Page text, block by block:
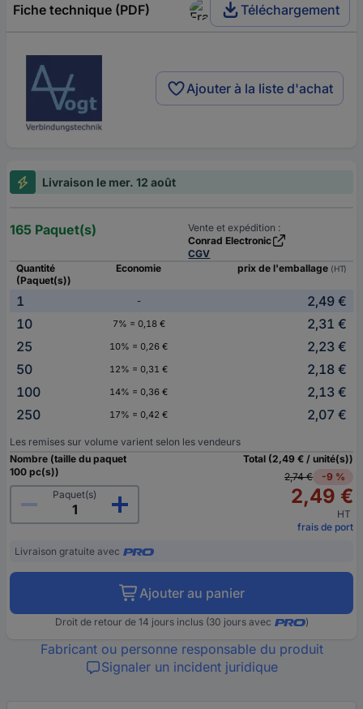
Fiche technique (PDF) Téléchargement
Ajouter à la liste d'achat
Livraison le mer. 12 août
165 Paquet(s)
Vente et expédition :
Conrad Electronic
CGV
Quantité
(Paquet(s))
Economie prix de l'emballage (HT)
1 -
2,49 €
10
7% = 0,18 €
2,31 €
25
10% = 0,26 €
2,23 €
50
12% = 0,31 €
2,18 €
100
14% = 0,36 €
2,13 €
250
17% = 0,42 € 2,07 €
Les remises sur volume varient selon les vendeurs
Nombre (taille du paquet
100 pc(s))
Paquet(s)
Total (2,49 € / unité(s))
2,74 €
-9 %
2,49 €
HT
frais de port
Livraison gratuite avec
Ajouter au panier
Droit de retour de 14 jours inclus (30 jours avec )
Fabricant ou personne responsable du produit
Signaler un incident juridique